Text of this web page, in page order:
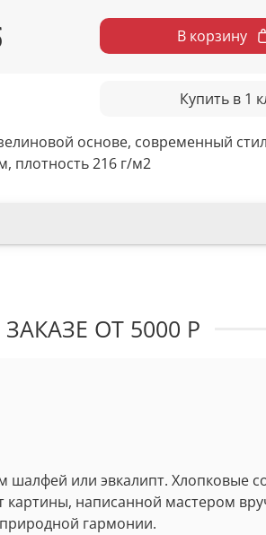
В корзину
Купить в 1
основе, современный
плотность 216 г/м2
ОТ 5000 Р
или эвкалипт. Хлопковые
картины, написанной мастером
гармонии.